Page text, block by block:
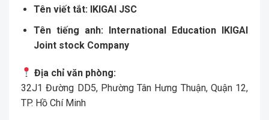
Tên viết tắt: IKIGAI JSC
Tên tiếng anh: International Education IKIGAI
Joint stock Company
Địa chỉ văn phòng:
32J1 Đường DD5, Phường Tân Hưng Thuận, Quận 12,
TP. Hồ Chí Minh